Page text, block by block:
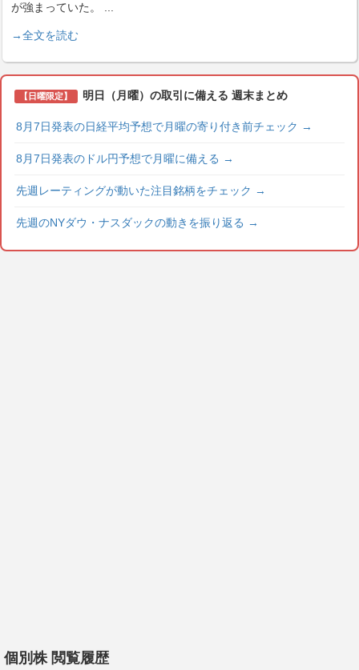
が強まっていた。
→全文を読む
【日曜限定】 明日（月曜）の取引に備える 週末まとめ
8月7日発表の日経平均予想で月曜の寄り付き前チェック →
8月7日発表のドル円予想で月曜に備える →
先週レーティングが動いた注目銘柄をチェック →
先週のNYダウ・ナスダックの動きを振り返る →
個別株 閲覧履歴